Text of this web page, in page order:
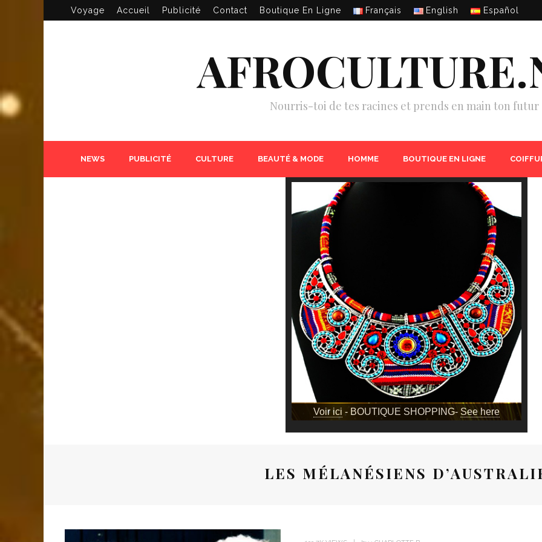
Voyage Accueil Publicité Contact Boutique En Ligne Français English Español
Nourris-toi de tes racines et prends en main ton futur
NEWS PUBLICITÉ CULTURE BEAUTÉ & MODE HOMME BOUTIQUE EN LIGNE